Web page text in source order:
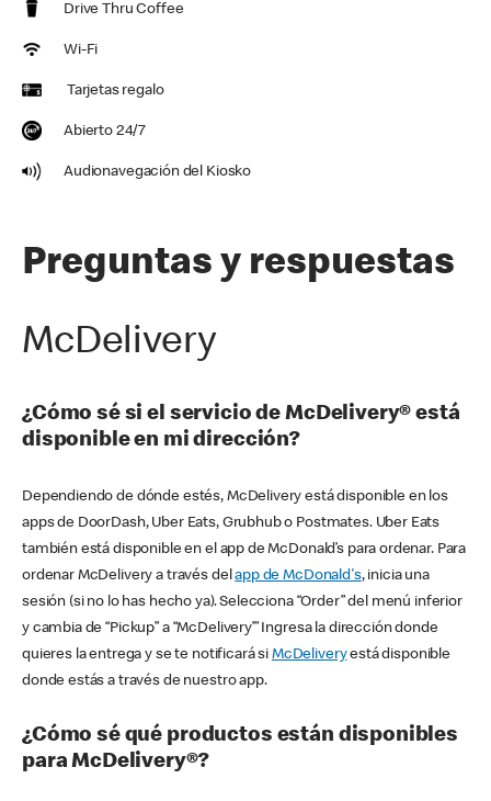
Drive Thru Coffee
Wi-Fi
Tarjetas regalo
Abierto 24/7
Audionavegación del Kiosko
Preguntas y respuestas
McDelivery
¿Cómo sé si el servicio de McDelivery® está
disponible en mi dirección?
Dependiendo de dónde estés, McDelivery está disponible en los
apps de DoorDash, Uber Eats, Grubhub o Postmates. Uber Eats
también está disponible en el app de McDonald’s para ordenar. Para
ordenar McDelivery a través delapp de McDonald's, inicia una
sesión (si no lo has hecho ya). Selecciona “Order” del menú inferior
y cambia de “Pickup” a “McDelivery’” Ingresa la dirección donde
quieres la entrega y se te notificará si McDeliveryestá disponible
donde estás a través de nuestro app.
¿Cómo sé qué productos están disponibles
para McDelivery®?